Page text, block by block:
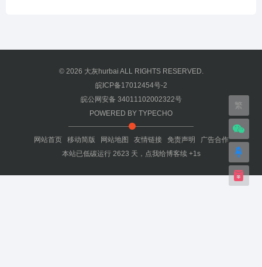
© 2026 大灰hurbai ALL RIGHTS RESERVED.
皖ICP备17012454号-2
皖公网安备 34011102002322号
POWERED BY TYPECHO
网站首页 移动简版 网站地图 友情链接 免责声明
广告合作
本站已低碳运行2623 天， 点我给博客续 +1s
繁